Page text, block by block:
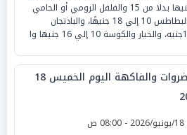
5 إلى 20 جنيها بدلا من 15 والفلفل الرومي أو الحامي
30 جنيها والبطاطس 10 إلي 18 جنيهًا، والباذنجان
أسعار الخضروات والفاكهة اليوم الخميس 18